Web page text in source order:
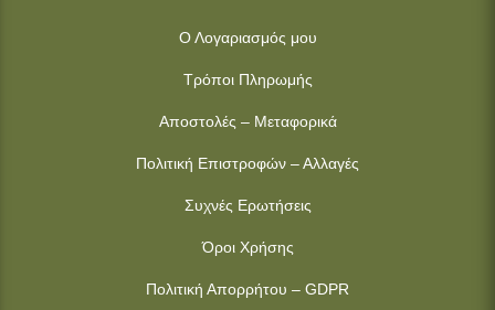
Ο Λογαριασμός μου
Τρόποι Πληρωμής
Αποστολές – Μεταφορικά
Πολιτική Επιστροφών – Αλλαγές
Συχνές Ερωτήσεις
Όροι Χρήσης
Πολιτική Απορρήτου – GDPR